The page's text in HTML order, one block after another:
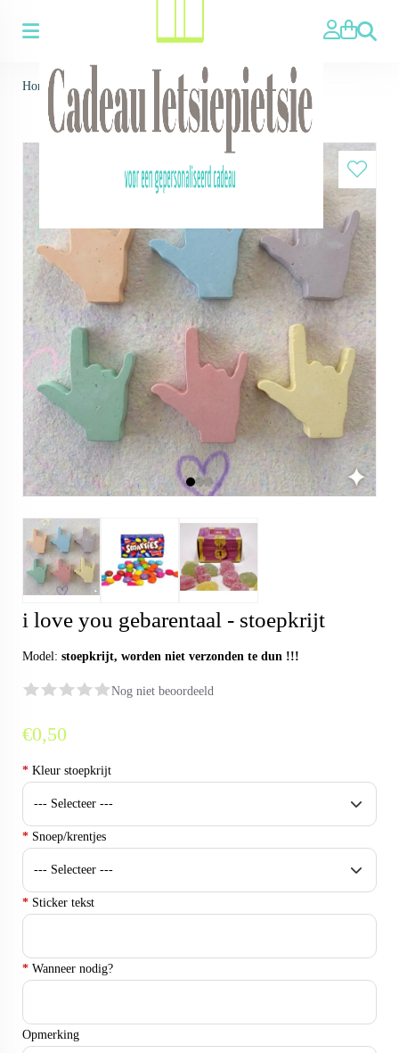
Zoeken
Home > i love you gebarentaal - stoepkrijt
i love you gebarentaal - stoepkrijt
Model: stoepkrijt, worden niet verzonden te dun !!!
Nog niet beoordeeld
€0,50
* Kleur stoepkrijt
* Snoep/krentjes
* Sticker tekst
* Wanneer nodig?
Opmerking